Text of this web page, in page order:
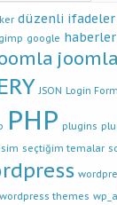
düzenli ifadeler
gimp google haberler
joomla
JSON Login Form
PHP plugins
seçtiğim temalar
wordpress themes